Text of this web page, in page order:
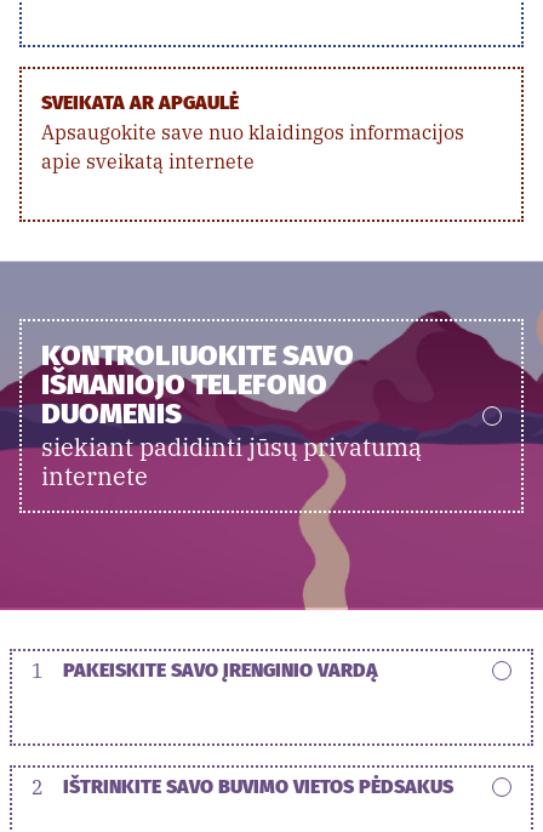
SVEIKATA AR APGAULĖ
Apsaugokite save nuo klaidingos informacijos
apie sveikatą internete
KONTROLIUOKITE SAVO
IŠMANIOJO TELEFONO
DUOMENIS
siekiant padidinti jūsų privatumą
internete
1 PAKEISKITE SAVO ĮRENGINIO VARDĄ
2 IŠTRINKITE SAVO BUVIMO VIETOS PĖDSAKUS